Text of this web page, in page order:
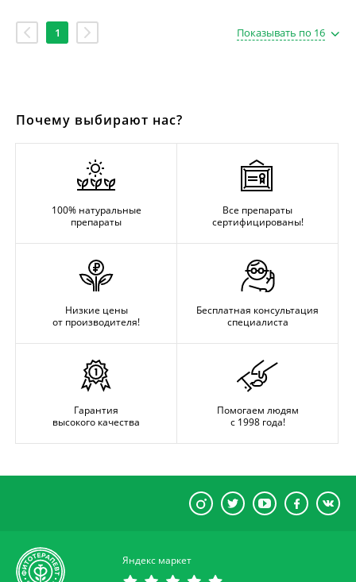
1 Показывать по 16
Почему выбирают нас?
100% натуральные
препараты
Все препараты
сертифицированы!
Низкие цены
от производителя!
Бесплатная консультация
специалиста
Гарантия
высокого качества
Помогаем людям
с 1998 года!
Яндекс маркет